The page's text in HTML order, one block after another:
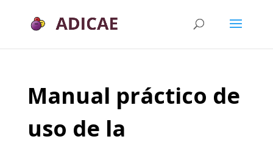
Manual práctico de
uso de la